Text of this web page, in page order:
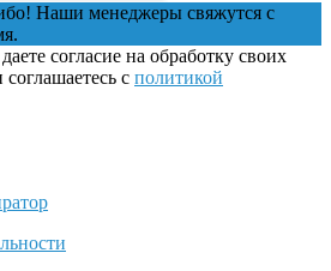
Наши менеджеры свяжутся с
согласие на обработку своих
с политикой